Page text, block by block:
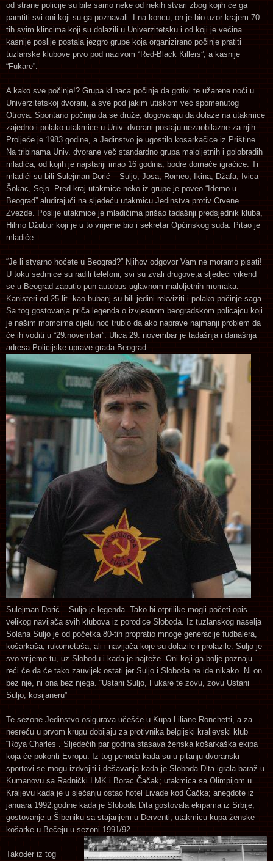
od strane policije su bile samo neke od nekih stvari zbog kojih će ga
pamtiti svi oni koji su ga poznavali. I na koncu, on je bio uzor krajem 70-
tih svim klincima koji su dolazili u Univerzitetsku i od koji je većina
kasnije poslije postala jezgro grupe koja organizirano počinje pratiti
tuzlanske klubove prvo pod nazivom “Red-Black Killers”, a kasnije
“Fukare”.
A kako sve počinje!? Grupa klinaca počinje da gotivi te užarene noći u
Univerzitetskoj dvorani, a sve pod jakim utiskom već spomenutog
Otrova. Spontano počinju da se druže, dogovaraju da dolaze na utakmice
zajedno i polako utakmice u Univ. dvorani postaju nezaobilazne za njih.
Proljeće je 1983.godine, a Jedinstvo je ugostilo kosarkačice iz Prištine.
Na tribinama Univ. dvorane več standardno grupa maloljetnih i golobradih
mladića, od kojih je najstariji imao 16 godina, bodre domaće igraćice. Ti
mladići su bili Sulejman Dorić – Suljo, Josa, Romeo, Ikina, Džafa, Ivica
Šokac, Sejo. Pred kraj utakmice neko iz grupe je poveo “Idemo u
Beograd” aludirajući na sljedeću utakmicu Jedinstva protiv Crvene
Zvezde. Poslije utakmice je mladićima prišao tadašnji predsjednik kluba,
Hilmo Džubur koji je u to vrijeme bio i sekretar Općinskog suda. Pitao je
mladiće:
“Je li stvarno hoćete u Beograd?” Njihov odgovor Vam ne moramo pisati!
U toku sedmice su radili telefoni, svi su zvali drugove,a sljedeći vikend
se u Beograd zaputio pun autobus uglavnom maloljetnih momaka.
Kanisteri od 25 lit. kao bubanj su bili jedini rekviziti i polako počinje saga.
Sa tog gostovanja priča legenda o izvjesnom beogradskom policajcu koji
je našim momcima cijelu noć trubio da ako naprave najmanji problem da
će ih voditi u “29.novembar”. Ulica 29. novembar je tadašnja i današnja
adresa Policijske uprave grada Beograd.
Sulejman Dorić – Suljo je legenda. Tako bi otprilike mogli početi opis
velikog navijača svih klubova iz porodice Sloboda. Iz tuzlanskog naselja
Solana Suljo je od početka 80-tih propratio mnoge generacije fudbalera,
košarkaša, rukometaša, ali i navijača koje su dolazile i prolazile. Suljo je
svo vrijeme tu, uz Slobodu i kada je najteže. Oni koji ga bolje poznaju
reći će da će tako zauvijek ostati jer Suljo i Sloboda ne ide nikako. Ni on
bez nje, ni ona bez njega. “Ustani Suljo, Fukare te zovu, zovu Ustani
Suljo, kosijaneru”
Te sezone Jedinstvo osigurava učešće u Kupa Liliane Ronchetti, a za
nesreću u prvom krugu dobijaju za protivnika belgijski kraljevski klub
“Roya Charles”. Sljedećih par godina stasava ženska košarkaška ekipa
koja će pokoriti Evropu. Iz tog perioda kada su u pitanju dvoranski
sportovi se mogu izdvojiti i dešavanja kada je Sloboda Dita igrala baraž u
Kumanovu sa Radnički LMK i Borac Čačak; utakmica sa Olimpijom u
Kraljevu kada je u sjećanju ostao hotel Livade kod Čačka; anegdote iz
januara 1992.godine kada je Sloboda Dita gostovala ekipama iz Srbije;
gostovanje u Šibeniku sa stajanjem u Derventi; utakmicu kupa ženske
košarke u Bečeju u sezoni 1991/92.
Također iz tog